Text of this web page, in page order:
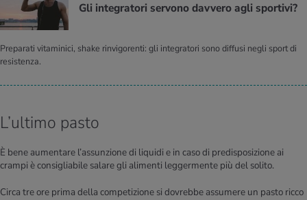
Gli in­te­gra­to­ri ser­vo­no dav­ve­ro agli spor­ti­vi?
Preparati vitaminici, shake rinvigorenti: gli integratori sono diffusi negli sport di
resistenza.
L’ultimo pasto
È bene aumentare l’assunzione di liquidi e in caso di predisposizione ai
crampi è consigliabile salare gli alimenti leggermente più del solito.
Circa tre ore prima della competizione si dovrebbe assumere un pasto ricco